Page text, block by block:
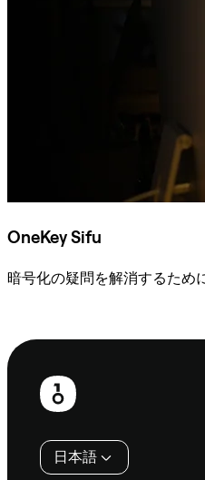
OneKey Sifu
暗号化の疑問を解消するため
フ
日本語